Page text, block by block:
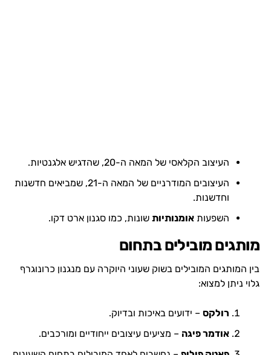
העיצוב הקלאסי של המאה ה-20, שהדגיש אלגנטיות.
העיצובים המודרניים של המאה ה-21, שמביאים חדשנות
וחדשנות.
השפעות אומנותיותשונות, כמו סגנון ארט דקו.
מותגים מובילים בתחום
בין המותגים המובילים בשוק שעוני היוקרה עם מנגנון כרונוגרף
גלוי ניתן למצוא:
רולקס– ידועים באיכות ובדיוק.
אודמר פיגה – מציעים עיצובים ייחודיים ומורכבים.